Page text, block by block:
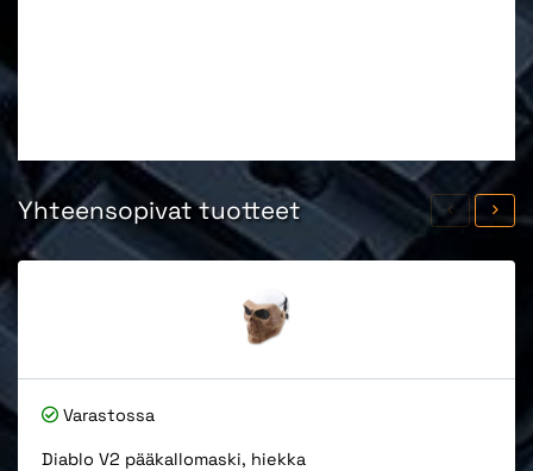
Yhteensopivat tuotteet
Varastossa
Diablo V2 pääkallomaski, hiekka